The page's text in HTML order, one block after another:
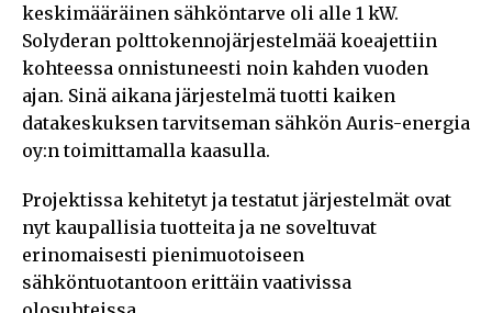
keskimääräinen sähköntarve oli alle 1 kW.
Solyderan polttokennojärjestelmää koeajettiin
kohteessa onnistuneesti noin kahden vuoden
ajan. Sinä aikana järjestelmä tuotti kaiken
datakeskuksen tarvitseman sähkön Auris-energia
oy:n toimittamalla kaasulla.
Projektissa kehitetyt ja testatut järjestelmät ovat
nyt kaupallisia tuotteita ja ne soveltuvat
erinomaisesti pienimuotoiseen
sähköntuotantoon erittäin vaativissa